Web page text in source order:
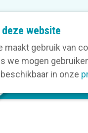
website
maakt gebruik van
we mogen
in onze
e
t
a
n
v
Onze